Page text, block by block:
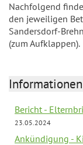
Nachfolgend
den jeweiligen
Sandersdorf-
(zum Aufklappen).
Bericht -
23.05.2024
Ankündigung -